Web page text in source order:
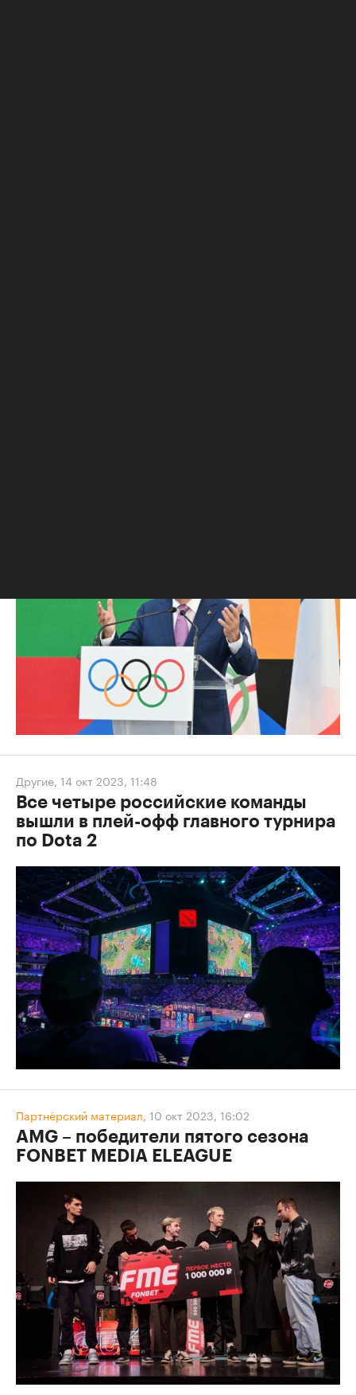
Другие, 14 окт 2023, 11:48
Все четыре российские команды
вышли в плей-офф главного турнира
по Dota 2
Партнёрский материал, 10 окт 2023, 16:02
AMG – победители пятого сезона
FONBET MEDIA ELEAGUE